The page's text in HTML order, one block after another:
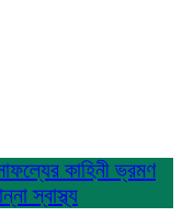
কাহিনীভ্রমণ
স্বাস্থ্য